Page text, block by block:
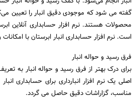
گفته می شود که موجودی دقیق انبار را تعیین
محصولات هستند. نرم افزار حسابداری آنلاین
است. نرم افزار حسابداری انبار ابرستان با
فرق رسید و حواله انبار
برای درک بهتر از فرق رسید و حواله انبار به
اصلی یک نرم افزار انبارداری برای حسابداری
مناسب، گزاراشات دقیق حاصل می گردد.